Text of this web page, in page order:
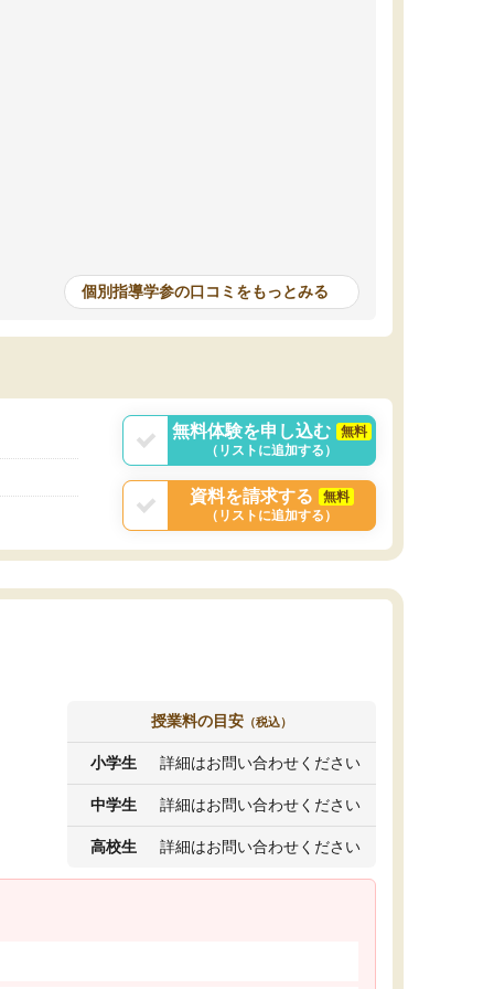
個別指導学参の口コミをもっとみる
無料体験を申し込む
無料
（リストに追加する）
資料を請求する
無料
（リストに追加する）
授業料の目安 （税込）
小学生 詳細はお問い合わせください
中学生 詳細はお問い合わせください
高校生 詳細はお問い合わせください